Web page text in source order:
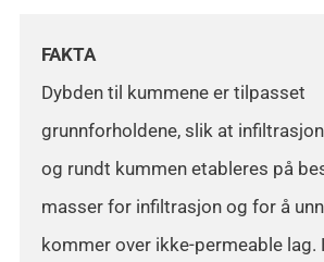
FAKTA
Dybden til kummene er tilpasset
grunnforholdene, slik at
og rundt kummen etableres på
masser for infiltrasjon og for å
kommer over ikke-permeable lag.